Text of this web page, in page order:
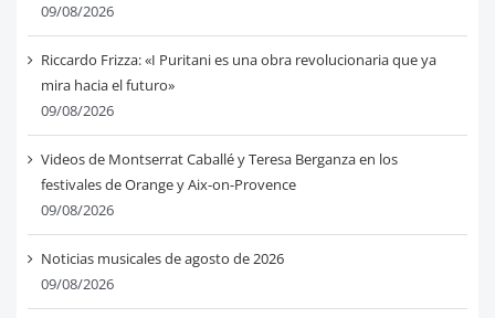
09/08/2026
Riccardo Frizza: «I Puritani es una obra revolucionaria que ya
mira hacia el futuro»
09/08/2026
Videos de Montserrat Caballé y Teresa Berganza en los
festivales de Orange y Aix-on-Provence
09/08/2026
Noticias musicales de agosto de 2026
09/08/2026